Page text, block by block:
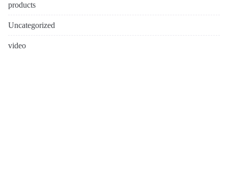
products
Uncategorized
video